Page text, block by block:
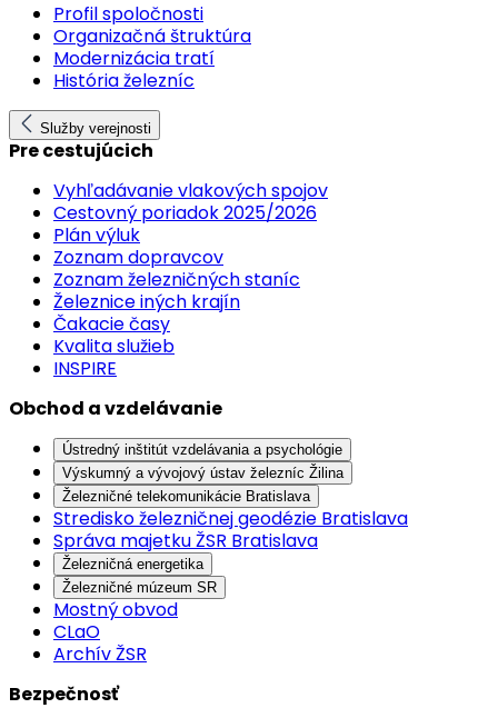
Profil spoločnosti
Organizačná štruktúra
Modernizácia tratí
História železníc
Služby verejnosti
Pre cestujúcich
Vyhľadávanie vlakových spojov
Cestovný poriadok 2025/2026
Plán výluk
Zoznam dopravcov
Zoznam železničných staníc
Železnice iných krajín
Čakacie časy
Kvalita služieb
INSPIRE
Obchod a vzdelávanie
Ústredný inštitút vzdelávania a psychológie
Výskumný a vývojový ústav železníc Žilina
Železničné telekomunikácie Bratislava
Stredisko železničnej geodézie Bratislava
Správa majetku ŽSR Bratislava
Železničná energetika
Železničné múzeum SR
Mostný obvod
CLaO
Archív ŽSR
Bezpečnosť